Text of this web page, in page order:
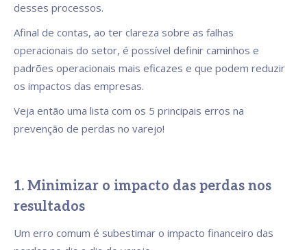
desses processos.
Afinal de contas, ao ter clareza sobre as falhas
operacionais do setor, é possível definir caminhos e
padrões operacionais mais eficazes e que podem reduzir
os impactos das empresas.
Veja então uma lista com os 5 principais erros na
prevenção de perdas no varejo!
1. Minimizar o impacto das perdas nos
resultados
Um erro comum é subestimar o impacto financeiro das